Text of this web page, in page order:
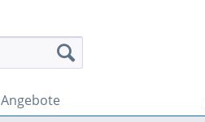
Angebote